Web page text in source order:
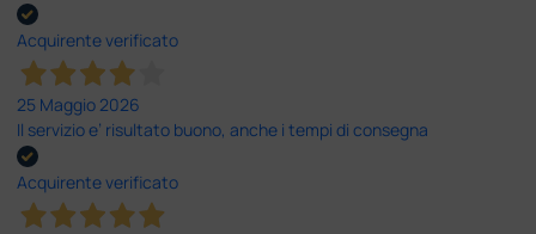
Acquirente verificato
25 Maggio 2026
Il servizio e’ risultato buono, anche i tempi di consegna
Acquirente verificato